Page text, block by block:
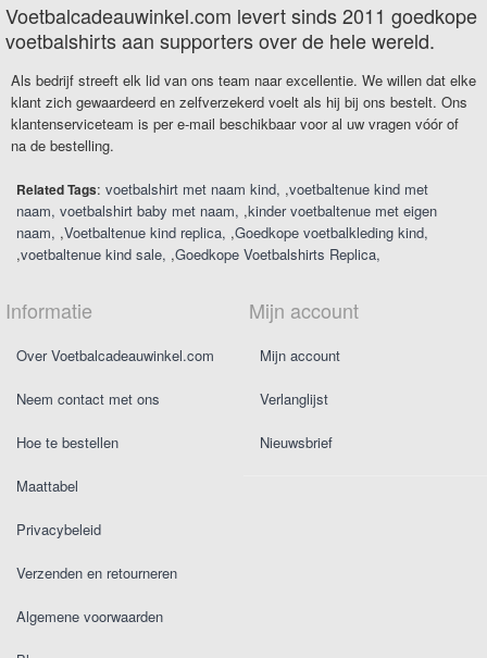
Voetbalcadeauwinkel.com levert sinds 2011 goedkope
voetbalshirts aan supporters over de hele wereld.
Als bedrijf streeft elk lid van ons team naar excellentie. We willen dat elke
klant zich gewaardeerd en zelfverzekerd voelt als hij bij ons bestelt. Ons
klantenserviceteam is per e-mail beschikbaar voor al uw vragen vóór of
na de bestelling.
Related Tags: voetbalshirt met naam kind ,voetbaltenue kind met
naam voetbalshirt baby met naam ,kinder voetbaltenue met eigen
naam ,Voetbaltenue kind replica ,Goedkope voetbalkleding kind
,voetbaltenue kind sale ,Goedkope Voetbalshirts Replica
Informatie
Over Voetbalcadeauwinkel.com
Neem contact met ons
Hoe te bestellen
Maattabel
Privacybeleid
Verzenden en retourneren
Algemene voorwaarden
Mijn account
Mijn account
Verlanglijst
Nieuwsbrief